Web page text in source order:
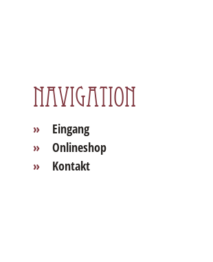
Navigation
Eingang
Onlineshop
Kontakt